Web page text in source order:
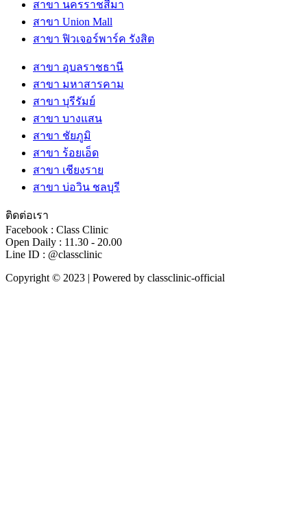
สาขา นครราชสีมา
สาขา Union Mall
สาขา ฟิวเจอร์พาร์ค รังสิต
สาขา อุบลราชธานี
สาขา มหาสารคาม
สาขา บุรีรัมย์
สาขา บางแสน
สาขา ชัยภูมิ
สาขา ร้อยเอ็ด
สาขา เชียงราย
สาขา บ่อวิน ชลบุรี
ติดต่อเรา
Facebook : Class Clinic
Open Daily : 11.30 - 20.00
Line ID : @classclinic​
Copyright © 2023 | Powered by classclinic-official